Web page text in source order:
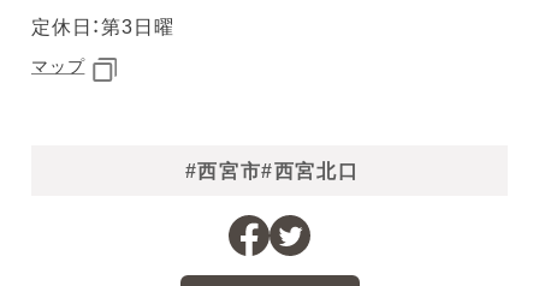
定休日：第3日曜
マップ
#西宮市#西宮北口